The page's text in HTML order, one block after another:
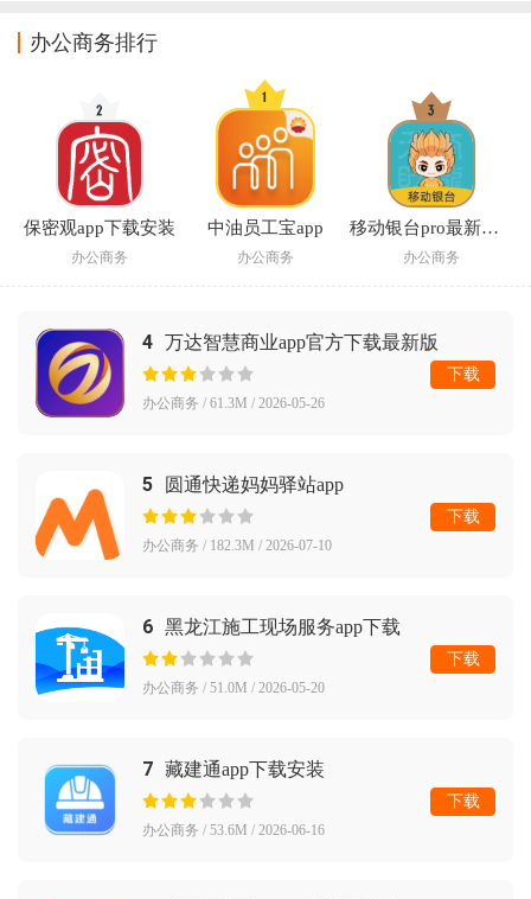
办公商务排行
保密观app下载安装
办公商务
中油员工宝app
办公商务
移动银台pro最新版本
办公商务
4 万达智慧商业app官方下载最新版
办公商务 / 61.3M / 2026-05-26
下载
5 圆通快递妈妈驿站app
办公商务 / 182.3M / 2026-07-10
下载
6 黑龙江施工现场服务app下载
办公商务 / 51.0M / 2026-05-20
下载
7 藏建通app下载安装
办公商务 / 53.6M / 2026-06-16
下载